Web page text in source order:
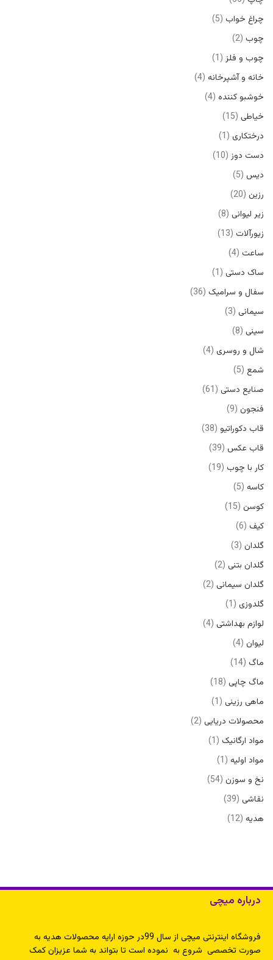
چراغ خواب 5
چوب 2
چوب و فلز 1
خانه و آشپرخانه 4
خوشبو کننده 4
خیاطی 15
درختکاری 1
دست دوز 10
دیس 5
رزین 20
زیر لیوانی 8
زیورآلات 13
ساعت 4
ساک دستی 1
سفال و سرامیک 36
سیمانی 3
سینی 8
شال و روسری 4
شمع 5
صنایع دستی 61
فنجون 9
قاب دکوراتیو 38
قاب عکس 39
کار با چوب 19
کاسه 5
کوسن 15
کیف 6
گلدان 3
گلدان بتنی 2
گلدان سیمانی 2
گلدوزی 1
لوازم بهداشتی 4
لیوان 4
ماگ 14
ماگ چاپی 18
ماهی رزینی 1
محصولات دریایی 2
مواد ارگانیک 1
مواد اولیه 1
نخ و سوزن 54
نقاشی 39
هدیه 12
درباره میچی
فروشگاه اینترنتی میچی از سال 99در حوزه ارایه محصولات هدیه به
صورت تخصصی شروع به نموده است تا بتواند به شما عزیزان کمک